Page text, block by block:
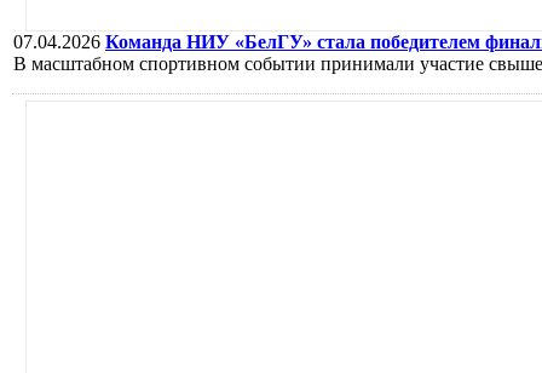
07.04.2026 Команда НИУ «БелГУ» стала победителем
В масштабном спортивном событии принимали участие